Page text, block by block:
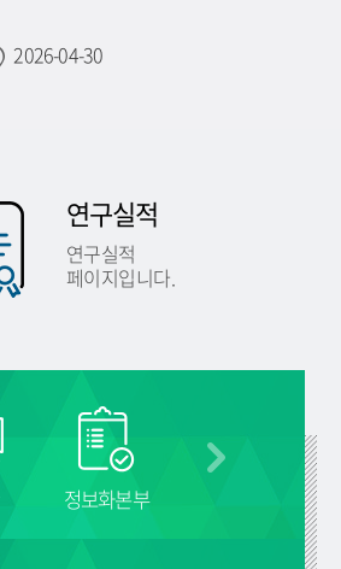
2026-04-30
연구실적
연구실적
페이지입니다.
정보화본부